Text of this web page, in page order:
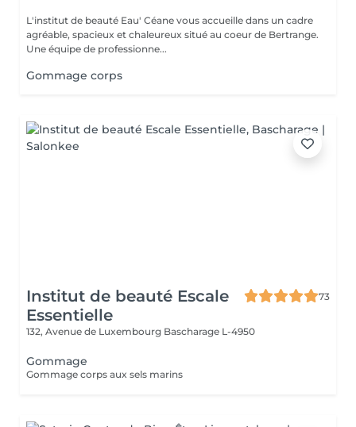
L'institut de beauté Eau' Céane vous accueille dans un cadre
agréable, spacieux et chaleureux situé au coeur de Bertrange.
Une équipe de professionne...
Gommage corps
Institut de beauté Escale
Essentielle
73
132, Avenue de Luxembourg Bascharage L-4950
Gommage
Gommage corps aux sels marins